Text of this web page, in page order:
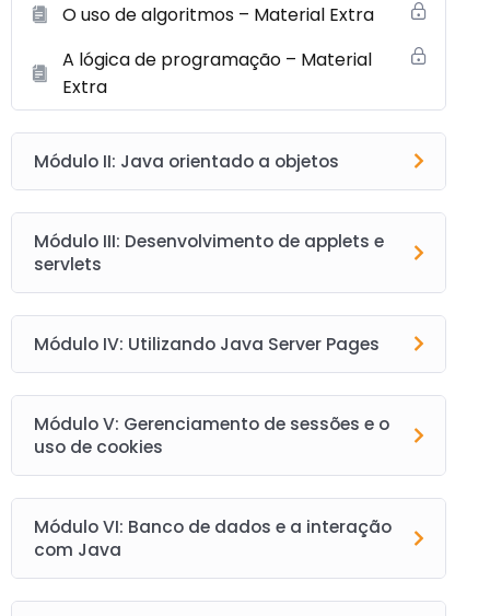
O uso de algoritmos – Material Extra
A lógica de programação – Material
Extra
Módulo II: Java orientado a objetos
Módulo III: Desenvolvimento de applets e
servlets
Módulo IV: Utilizando Java Server Pages
Módulo V: Gerenciamento de sessões e o
uso de cookies
Módulo VI: Banco de dados e a interação
com Java